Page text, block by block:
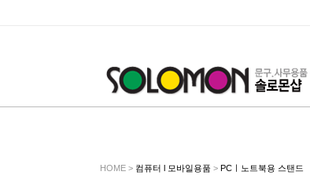
HOME > 컴퓨터 l 모바일용품 > PCㅣ노트북용 스탠드